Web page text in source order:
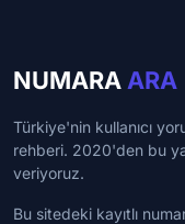
NUMARA ARA
Türkiye'nin kullanıcı
rehberi. 2020'den bu
veriyoruz.
Bu sitedeki kayıtlı